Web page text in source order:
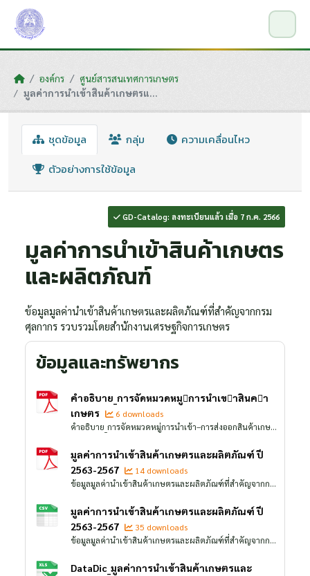
Skip to main content
องค์กร
ศูนย์สารสนเทศการเกษตร
มูลค่าการนำเข้าสินค้าเกษตรแ...
ชุดข้อมูล กลุ่ม
ความเคลื่อนไหว
ตัวอย่างการใช้ข้อมูล
GD-Catalog: ลงทะเบียนแล้ว เมื่อ 7 ก.ค. 2566
มูลค่าการนำเข้าสินค้าเกษตร
และผลิตภัณฑ์
ข้อมูลมูลค่านำเข้าสินค้าเกษตรและผลิตภัณฑ์ที่สำคัญจากกรม
ศุลกากร รวบรวมโดยสำนักงานเศรษฐกิจการเกษตร
ข้อมูลและทรัพยากร
คำอธิบาย_การจัดหมวดหมูการนำเขาสินคา
เกษตร
6 downloads
คำอธิบาย_การจัดหมวดหมู่การนำเข้า–การส่งออกสินค้าเกษตร โดยใช้พิกัดศุลกากรระบบฮาร์โมไนซ์ (Harmonized System: HS)
มูลค่าการนำเข้าสินค้าเกษตรและผลิตภัณฑ์ ปี
2563-2567
14 downloads
ข้อมูลมูลค่านำเข้าสินค้าเกษตรและผลิตภัณฑ์ที่สำคัญจากกรมศุลกากร รวบรวมโดยสำนักงานเศรษฐกิจการเกษตร จากเอกสารเผยแพร่ "สถิติการค้าสินค้าเกษตรไทยกับต่างประเทศ" ตารางที่ 30
มูลค่าการนำเข้าสินค้าเกษตรและผลิตภัณฑ์ ปี
2563-2567
35 downloads
ข้อมูลมูลค่านำเข้าสินค้าเกษตรและผลิตภัณฑ์ที่สำคัญจากกรมศุลกากร รวบรวมโดยสำนักงานเศรษฐกิจการเกษตร จากเอกสารเผยแพร่ "สถิติการค้าสินค้าเกษตรไทยกับต่างประเทศ" ตารางที่ 30
DataDic_มูลค่าการนำเข้าสินค้าเกษตรและ